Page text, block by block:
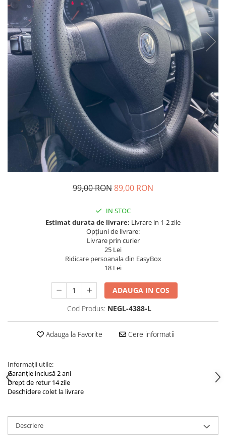
Navigatii Fiat
Navigatii Nissan
Navigatii Citroen
Navigatii Suzuki
Navigatii Mitsubishi
Navigatii Volvo
Navigatii KIA
Navigatii Renault
Navigatii Mazda
Navigatii Smart
Navigatii Chevrolet
Navigatii Honda
Navigatii Land Rover
Navigatii Chrysler
99,00 RON89,00 RON
IN STOC
Estimat durata de livrare: Livrare in 1-2 zile
Opțiuni de livrare:
Livrare prin curier
25 Lei
Ridicare persoanala din EasyBox
18 Lei
ADAUGA IN COS
Cod Produs: NEGL-4388-L
Adauga la Favorite Cere informatii
Informații utile:
Garanție inclusă 2 ani
Drept de retur 14 zile
Deschidere colet la livrare
Descriere